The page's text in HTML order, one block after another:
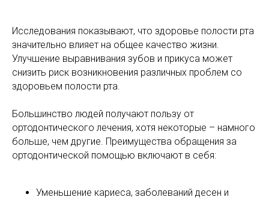
Исследования показывают, что здоровье полости рта
значительно влияет на общее качество жизни.
Улучшение выравнивания зубов и прикуса может
снизить риск возникновения различных проблем со
здоровьем полости рта.
Большинство людей получают пользу от
ортодонтического лечения, хотя некоторые – намного
больше, чем другие. Преимущества обращения за
ортодонтической помощью включают в себя:
Уменьшение кариеса, заболеваний десен и